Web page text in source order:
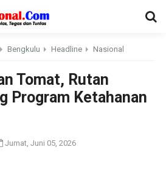
Bengkulu Headline Nasional
Tomat, Rutan
Program Ketahanan
Jumat, Juni 05, 2026